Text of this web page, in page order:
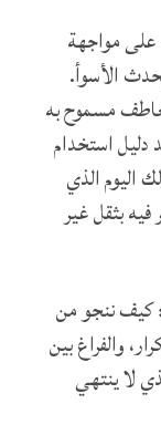
مواجهة
الأسوأ.
مسموح به
دليل استخدام
اليوم الذي
بثقل غير
كيف ننجو من
والفراغ بين
لا ينتهي